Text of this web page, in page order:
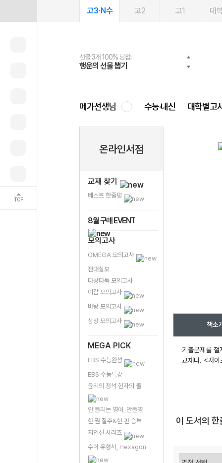
TOP
고3·N수 고2 고1 대
선물 3개 100% 당첨!
행운의 선물 뽑기
선물 100% 증정!
메가스터디 X 올리브
여름방학 스터디 캐시백
메가런 썸머스쿨
2027 러셀 단과
강사 공개선발
스마트러닝앱
설문 EVENT
메가패스
3일 무료 체험권
메가패스 수강생 무료혜택!
메가클럽 멤버십
사회공헌 캠페인
희망이룸 메가나눔
메가선생님 수능·내신 대학별고
온라인서점
교재 찾기
베스트 한줄평
8월 구매 EVENT
모의고사
OMEGA 모의고사
전대실모
다상다독 모의고사
이감 모의고사
바탕 모의고사
상상 모의고사
MEGA PICK
EBS 수능완성
EBS 수능특강
윤리의 정석 현자의 돌
안 틀리는 영어, 안틀영
한 권 질주&한 판 승부
지인선 시리즈
수학 유형서, Hexagon
책소
기출문제를
교재다. <자이
이 도서의 한